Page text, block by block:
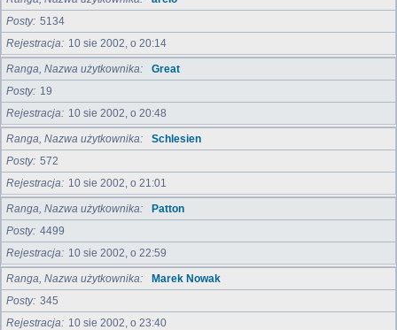
Posty 5134
Rejestracja
10 sie 2002, o 20:14
Ranga, Nazwa użytkownika
Great
Posty
19
Rejestracja
10 sie 2002, o 20:48
Ranga, Nazwa użytkownika
Schlesien
Posty 572
Rejestracja
10 sie 2002, o 21:01
Ranga, Nazwa użytkownika
Patton
Posty 4499
Rejestracja
10 sie 2002, o 22:59
Ranga, Nazwa użytkownika
Marek Nowak
Posty 345
Rejestracja
10 sie 2002, o 23:40